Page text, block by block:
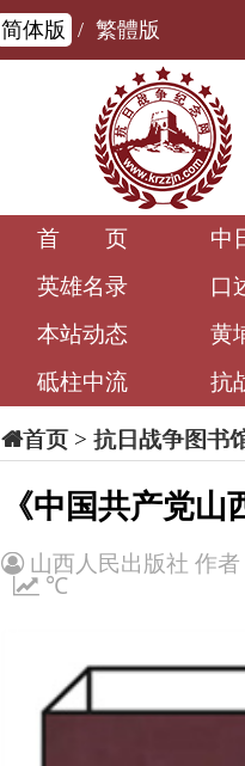
简体版 / 繁體版
首 页 中
英雄名录
口
本站动态
黄
砥柱中流
抗
首页> 抗日战争图书
《中国共产党
山西人民出版社 作
℃